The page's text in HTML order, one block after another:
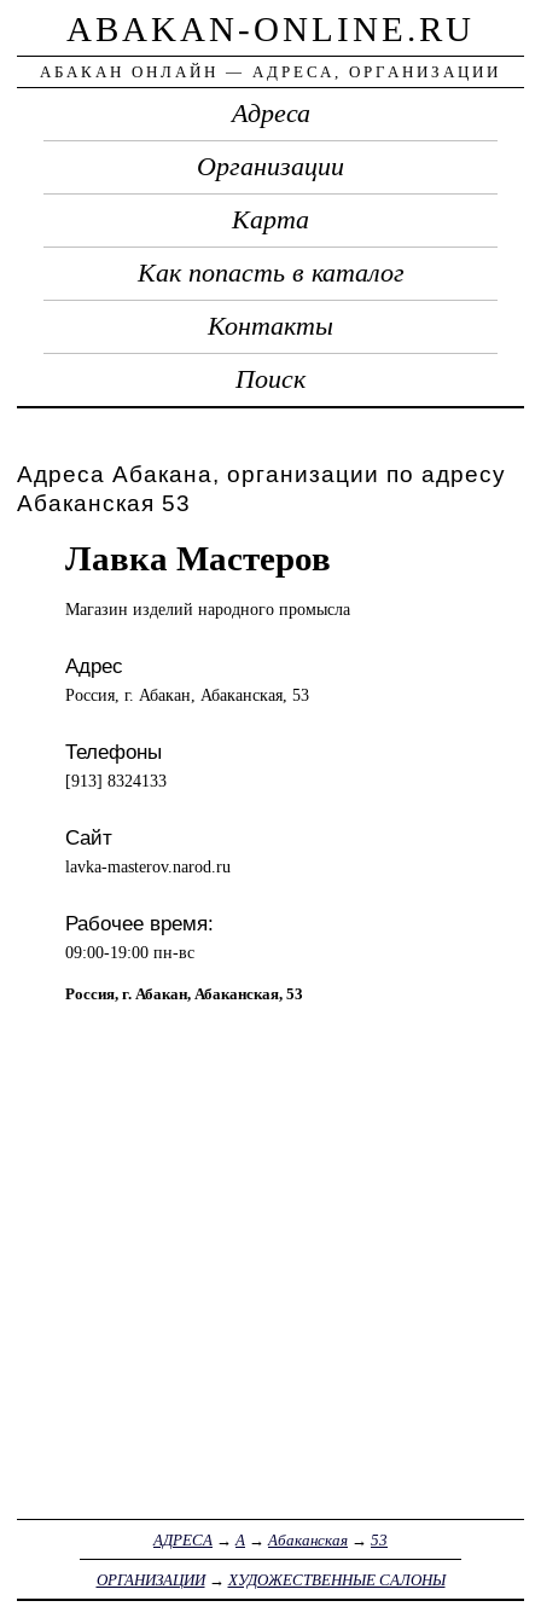
ABAKAN-ONLINE.RU
АБАКАН ОНЛАЙН — АДРЕСА, ОРГАНИЗАЦИИ
Адреса
Организации
Карта
Как попасть в каталог
Контакты
Поиск
Адреса Абакана, организации по адресу
Абаканская 53
Лавка Мастеров
Магазин изделийнародного промысла
Адрес
Россия, г. Абакан, Абаканская, 53
Телефоны
[913] 8324133
Сайт
lavka-masterov.narod.ru
Рабочее время:
09:00-19:00 пн-вс
Россия, г. Абакан, Абаканская, 53
АДРЕСА → А → Абаканская → 53
ОРГАНИЗАЦИИ→ ХУДОЖЕСТВЕННЫЕ САЛОНЫ